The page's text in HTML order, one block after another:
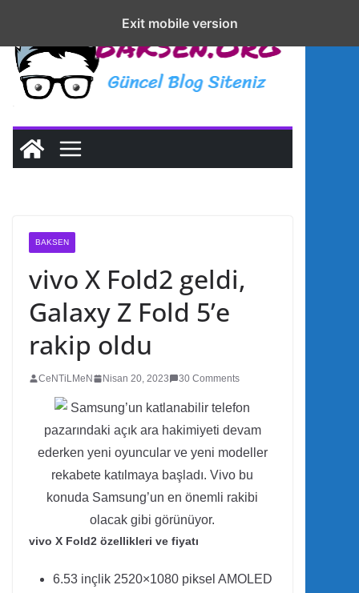
BAKSEN
vivo X Fold2 geldi,
Galaxy Z Fold 5’e
rakip oldu
CeNTiLMeN Nisan 20, 2023 30 Comments
Samsung’un katlanabilir telefon
pazarındaki açık ara hakimiyeti devam
ederken yeni oyuncular ve yeni modeller
rekabete katılmaya başladı. Vivo bu
konuda Samsung’un en önemli rakibi
olacak gibi görünüyor.
vivo X Fold2 özellikleri ve fiyatı
6.53 inçlik 2520×1080 piksel AMOLED
Exit mobile version
Exit mobile version